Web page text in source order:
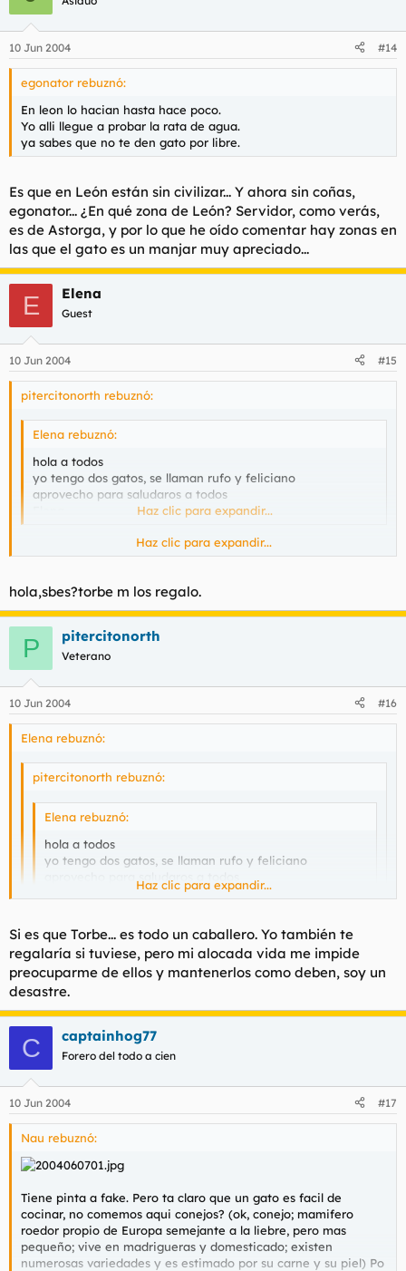
10 Jun 2004 #14
egonator rebuznó:
En leon lo hacian hasta hace poco.
Yo alli llegue a probar la rata de agua.
ya sabes que no te den gato por libre.
Es que en León están sin civilizar... Y ahora sin coñas,
egonator... ¿En qué zona de León? Servidor, como verás,
es de Astorga, y por lo que he oído comentar hay zonas en
las que el gato es un manjar muy apreciado...
E Elena
Guest
10 Jun 2004 #15
pitercitonorth rebuznó:
Elena rebuznó:
hola a todos
yo tengo dos gatos, se llaman rufo y feliciano
aprovecho para saludaros a todos
Haz clic para expandir...
Hola Elena, encantado.
qué bien de Madrid, muy cerquita ( Lega ). ¿ Cómo estás ?
A mi me encantan los gatos, acariciarlos, su pelaje... Torbe, el
webmaster, también tuvo algunos.
Bienvenida, pasa y acomódate, queremos conecerte, a ver si
un día pones fotos de tus gatitos
Haz clic para expandir...
hola,sbes?torbe m los regalo.
P pitercitonorth
Veterano
10 Jun 2004 #16
Elena rebuznó:
pitercitonorth rebuznó:
Elena rebuznó:
hola a todos
yo tengo dos gatos, se llaman rufo y feliciano
Haz clic para expandir...
Hola Elena, encantado.
qué bien de Madrid, muy cerquita ( Lega ). ¿ Cómo estás ?
el webmaster, también tuvo algunos.
Bienvenida, pasa y acomódate, queremos conecerte, a ver
si un día pones fotos de tus gatitos
hola,sbes?torbe m los regalo.
Haz clic para expandir...
Si es que Torbe... es todo un caballero. Yo también te
regalaría si tuviese, pero mi alocada vida me impide
preocuparme de ellos y mantenerlos como deben, soy un
desastre.
C captainhog77
Forero del todo a cien
10 Jun 2004 #17
Nau rebuznó:
Tiene pinta a fake. Pero ta claro que un gato es facil de
cocinar, no comemos aqui conejos? (ok, conejo; mamifero
roedor propio de Europa semejante a la liebre, pero mas
pequeño; vive en madrigueras y domesticado; existen
numerosas variedades y es estimado por su carne y su piel) Po